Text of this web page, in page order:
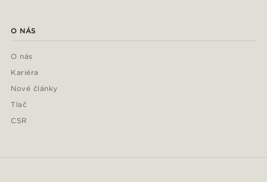
O NÁS
O nás
Kariéra
Nové články
Tlač
CSR